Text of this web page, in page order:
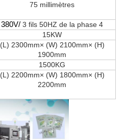
75 millimètres
380V/3 fils 50HZ de la phase 4
15KW
(L) 2300mm× (W) 2100mm× (H)
1900mm
1500KG
(L) 2200mm× (W) 1800mm× (H)
2200mm